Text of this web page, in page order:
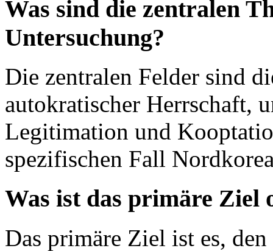
Was sind die zentralen
Untersuchung?
Die zentralen Felder sind
autokratischer Herrschaft,
Legitimation und
spezifischen Fall
Was ist das primäre Ziel
Das primäre Ziel ist es,